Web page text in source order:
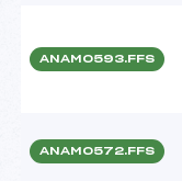
ANAM0593.FFS
ANAM0572.FFS